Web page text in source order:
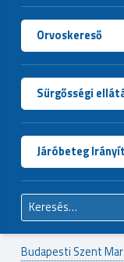
Orvoskereső
Sürgősségi
Járóbeteg
Keresés:
Budapesti Szent